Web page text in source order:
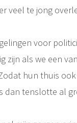
veel te jong
voor
zijn als we een
hun thuis
dan tenslotte al